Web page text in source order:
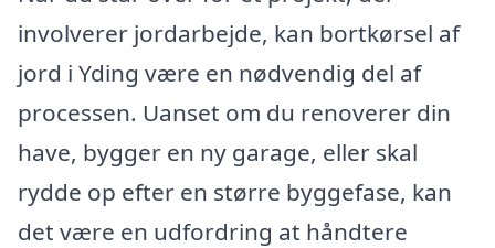
involverer jordarbejde, kan bortkørsel af
jord i Yding være en nødvendig del af
processen. Uanset om du renoverer din
have, bygger en ny garage, eller skal
rydde op efter en større byggefase, kan
det være en udfordring at håndtere